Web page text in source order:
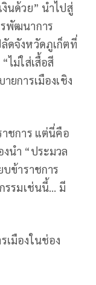
นด้วย” นำไปสู่
พัฒนาการ
ดจังหวัดภูเก็ตที่
ไม่ใส่เสื้อสี
ยการเมืองเชิง
าชการ แต่นี่คือ
นำ “ประมวล
ข้าราชการ
รรมเช่นนี้… มี
เมืองในช่อง